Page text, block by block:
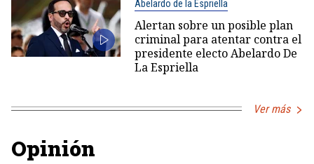
Abelardo de la Espriella
Alertan sobre un posible plan
criminal para atentar contra el
presidente electo Abelardo De
La Espriella
Ver más
Opinión